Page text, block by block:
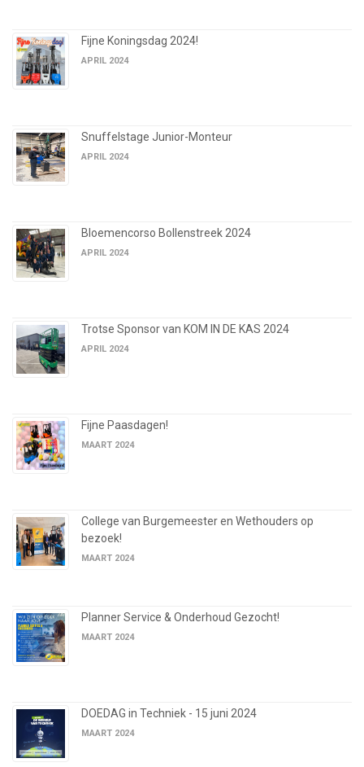
Fijne Koningsdag 2024!
APRIL 2024
Snuffelstage Junior-Monteur
APRIL 2024
Bloemencorso Bollenstreek 2024
APRIL 2024
Trotse Sponsor van KOM IN DE KAS 2024
APRIL 2024
Fijne Paasdagen!
MAART 2024
College van Burgemeester en Wethouders op
bezoek!
MAART 2024
Planner Service & Onderhoud Gezocht!
MAART 2024
DOEDAG in Techniek - 15 juni 2024
MAART 2024